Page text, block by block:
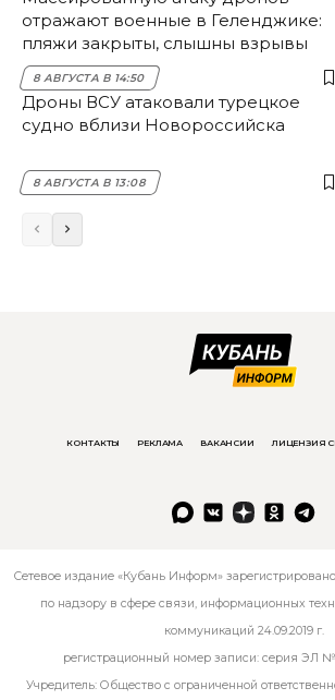
отражают военные в Геленджике:
пляжи закрыты, слышны взрывы
8 АВГУСТА В 14:50
Дроны ВСУ атаковали турецкое
судно вблизи Новороссийска
8 АВГУСТА В 13:08
КОНТАКТЫ РЕКЛАМА ВАКАНСИИ ЛИЦЕНЗИЯ
Сетевое издание «Кубань Информ»
по надзору в сфере связи, информационных
коммуникаций 24.09.2019 г.
регистрационный номер записи: серия ЭЛ
Учредитель: Общество с ограниченной